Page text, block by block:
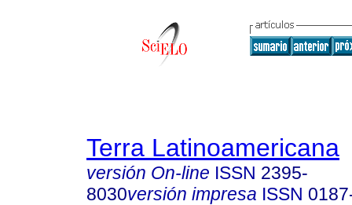
Terra Latinoamericana
versión On-line ISSN 2395-
8030versión impresa ISSN